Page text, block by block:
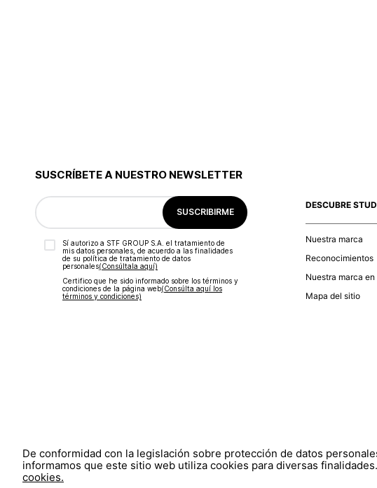
SUSCRÍBETE A NUESTRO NEWSLETTER
SUSCRIBIRME
Sí autorizo a STF GROUP S.A. el tratamiento de
mis datos personales, de acuerdo a las finalidades
de su política de tratamiento de datos
personales‎(Consúltala aquí)
Certifico que he sido informado sobre los términos y
condiciones de la página web‎(Consúlta aquí los
términos y condiciones)
DESCUBRE
Nuestra marca
Reconocimientos
Nuestra marca
Mapa del sitio
©
De conformidad con la legislación sobre protección de datos
informamos que este sitio web utiliza cookies para diversas finalidades.
cookies.